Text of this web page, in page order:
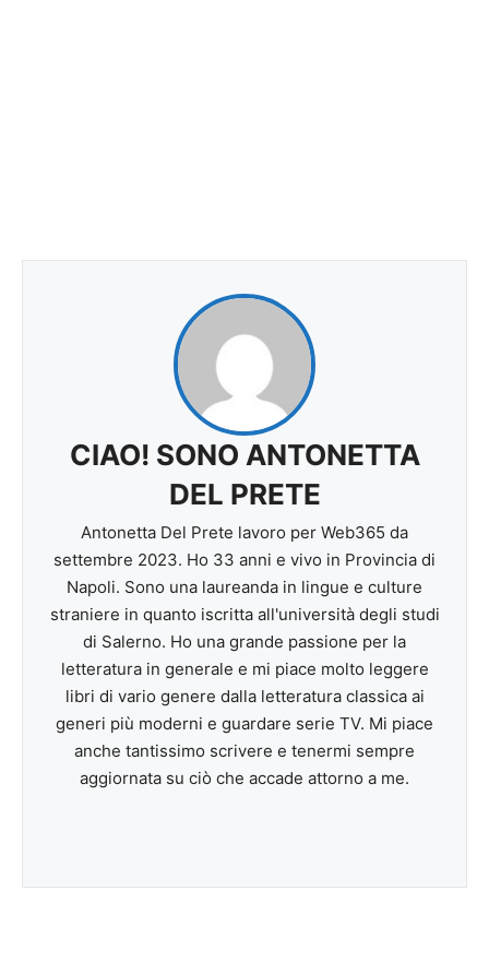
CIAO! SONO ANTONETTA
DEL PRETE
Antonetta Del Prete lavoro per Web365 da
settembre 2023. Ho 33 anni e vivo in Provincia di
Napoli. Sono una laureanda in lingue e culture
straniere in quanto iscritta all'università degli studi
di Salerno. Ho una grande passione per la
letteratura in generale e mi piace molto leggere
libri di vario genere dalla letteratura classica ai
generi più moderni e guardare serie TV. Mi piace
anche tantissimo scrivere e tenermi sempre
aggiornata su ciò che accade attorno a me.